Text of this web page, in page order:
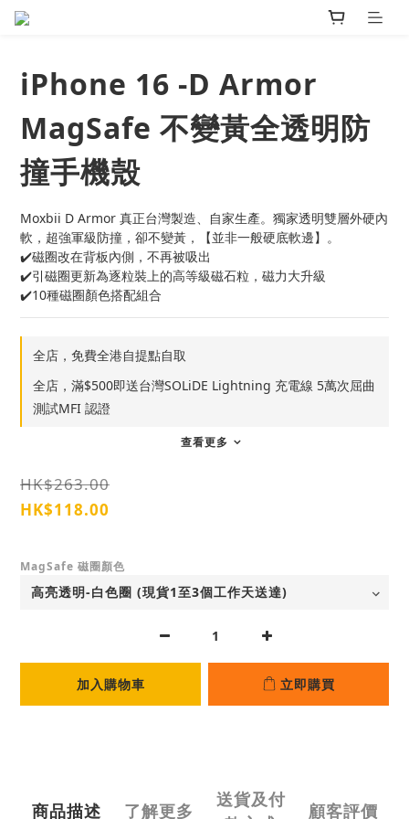
iPhone 16 -D Armor
MagSafe 不變黃全透明防
撞手機殼
Moxbii D Armor 真正台灣製造、自家生產。獨家透明雙層外硬內
軟，超強軍級防撞，卻不變黃，【並非一般硬底軟邊】。
✔️磁圈改在背板內側，不再被吸出
✔️引磁圈更新為逐粒裝上的高等級磁石粒，磁力大升級
✔️10種磁圈顏色搭配組合
全店，免費全港自提點自取
全店，滿$500即送台灣SOLiDE Lightning 充電線 5萬次屈曲
測試MFI 認證
查看更多
HK$263.00
HK$118.00
MagSafe 磁圈顏色
加入購物車 立即購買
商品描述 了解更多
送貨及付
顧客評價